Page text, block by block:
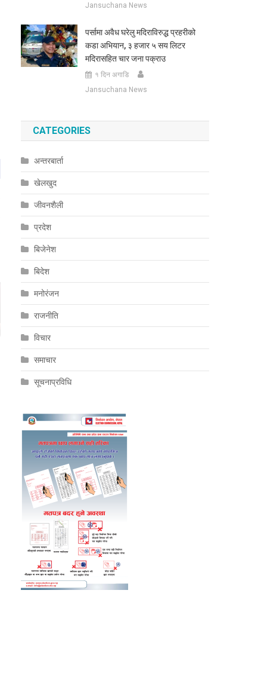
Jansuchana News
पर्सामा अवैध घरेलु मदिराविरुद्ध प्रहरीको
कडा अभियान, ३ हजार ५ सय लिटर
मदिरासहित चार जना पक्राउ
१ दिन अगाडि
Jansuchana News
CATEGORIES
अन्तरबार्ता
खेलखुद
जीवनशैली
प्रदेश
बिजेनेश
बिदेश
मनोरंजन
राजनीति
विचार
समाचार
सूचनाप्रविधि